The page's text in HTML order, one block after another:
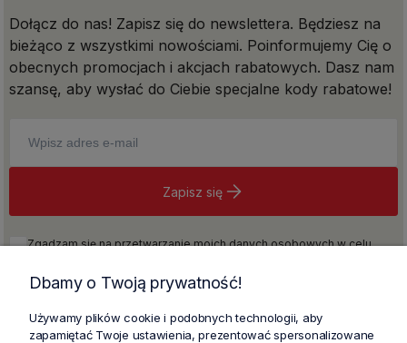
Dołącz do nas! Zapisz się do newslettera. Będziesz na
bieżąco z wszystkimi nowościami. Poinformujemy Cię o
obecnych promocjach i akcjach rabatowych. Dasz nam
szansę, aby wysłać do Ciebie specjalne kody rabatowe!
Zapisz się
Zgadzam się na przetwarzanie moich danych osobowych w celu
Polityce prywatności , w tym również na otrzymywanie informacji
handlowych drogą elektroniczną zgodnie z przepisami ustawy z dnia
2021, poz. 1876 ze zm.).
Dbamy o Twoją prywatność!
Używamy plików cookie i podobnych technologii, aby
zapamiętać Twoje ustawienia, prezentować spersonalizowane